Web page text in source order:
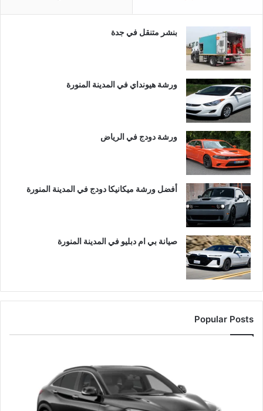
بنشر متنقل في جدة
ورشة هيونداي في المدينة المنورة
ورشة دودج في الرياض
أفضل ورشة ميكانيكا دودج في المدينة المنورة
صيانة بي ام دبليو في المدينة المنورة
Popular Posts